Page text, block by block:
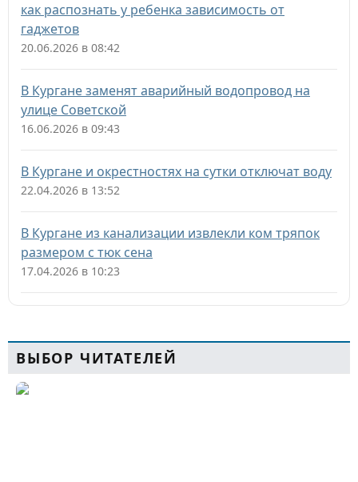
как распознать у ребенка зависимость от
гаджетов
20.06.2026 в 08:42
В Кургане заменят аварийный водопровод на
улице Советской
16.06.2026 в 09:43
В Кургане и окрестностях на сутки отключат воду
22.04.2026 в 13:52
В Кургане из канализации извлекли ком тряпок
размером с тюк сена
17.04.2026 в 10:23
ВЫБОР ЧИТАТЕЛЕЙ